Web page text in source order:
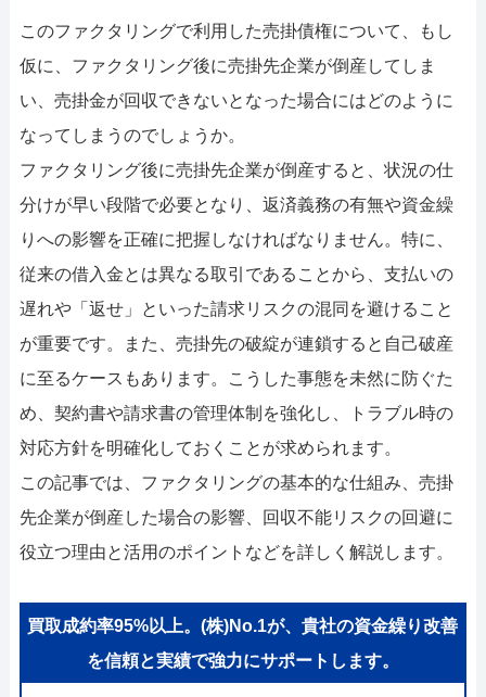
ファクタリングで即日資金調達する
ファクタリングで通りやすい会社は
このファクタリングで利用した売掛債権について、もし
仮に、ファクタリング後に売掛先企業が倒産してしま
い、売掛金が回収できないとなった場合にはどのように
なってしまうのでしょうか。
ファクタリング後に売掛先企業が倒産すると、状況の仕
分けが早い段階で必要となり、返済義務の有無や資金繰
りへの影響を正確に把握しなければなりません。特に、
従来の借入金とは異なる取引であることから、支払いの
遅れや「返せ」といった請求リスクの混同を避けること
が重要です。また、売掛先の破綻が連鎖すると自己破産
に至るケースもあります。こうした事態を未然に防ぐた
め、契約書や請求書の管理体制を強化し、トラブル時の
対応方針を明確化しておくことが求められます。
この記事では、ファクタリングの基本的な仕組み、売掛
先企業が倒産した場合の影響、回収不能リスクの回避に
役立つ理由と活用のポイントなどを詳しく解説します。
買取成約率95%以上。(株)No.1が、貴社の資金繰り改善
を信頼と実績で強力にサポートします。